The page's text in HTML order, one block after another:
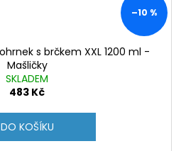
–10 %
s brčkem XXL 1200 ml -
Mašličky
SKLADEM
483 Kč
DO KOŠÍKU